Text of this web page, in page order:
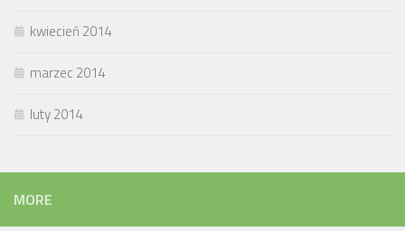
kwiecień 2014
marzec 2014
luty 2014
MORE